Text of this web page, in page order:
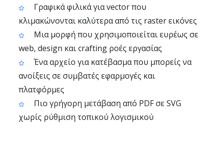
Γραφικά φιλικά για vector που
κλιμακώνονται καλύτερα από τις raster εικόνες
Μια μορφή που χρησιμοποιείται ευρέως σε
web, design και crafting ροές εργασίας
Ένα αρχείο για κατέβασμα που μπορείς να
ανοίξεις σε συμβατές εφαρμογές και
πλατφόρμες
Πιο γρήγορη μετάβαση από PDF σε SVG
χωρίς ρύθμιση τοπικού λογισμικού